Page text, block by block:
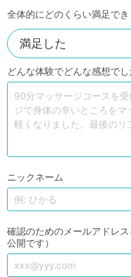
全体的にどのくらい満足でき
どんな体験でどんな感想でし
ニックネーム
確認のためのメールアドレ
公開です）